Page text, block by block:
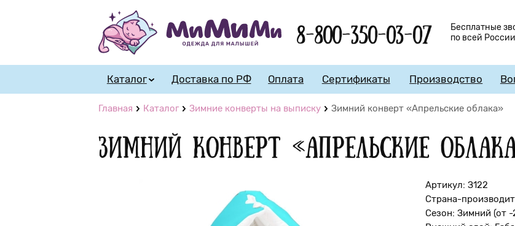
8-800-350-03-07
Бесплатные
по всей России
Каталог Доставка по РФ Оплата Сертификаты Производство
Главная Каталог Зимние конверты на выписку Зимний конверт «Апрельские облака»
Зимний конверт «Апрельские
Артикул: З122
Страна-
Сезон: Зимний (от -